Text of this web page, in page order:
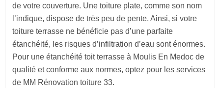
de votre couverture. Une toiture plate, comme son nom
l’indique, dispose de très peu de pente. Ainsi, si votre
toiture terrasse ne bénéficie pas d’une parfaite
étanchéité, les risques d’infiltration d’eau sont énormes.
Pour une étanchéité toit terrasse à Moulis En Medoc de
qualité et conforme aux normes, optez pour les services
de MM Rénovation toiture 33.